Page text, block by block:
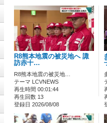
R8熊本地震の被災地へ 諏
訪赤十…
R8熊本地震の被災地…
テーマ LCVNEWS
再生時間 00:01:44
再生回数 13
登録日 2026/08/08